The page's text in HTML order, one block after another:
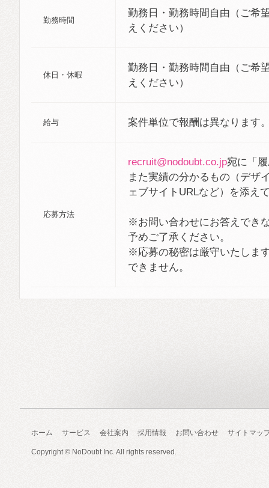
勤務時間
勤務日・勤務時間自由（ご希
えください）
休日・休暇
勤務日・勤務時間自由（ご希
えください）
給与 案件単位で報酬は異なります
応募方法
recruit@nodoubt.co.jp宛に「
また実績の分かるもの（デザ
ェブサイトURLなど）を添え
※お問い合わせにお答えでき
予めご了承ください。
※応募の秘密は厳守いたしま
できません。
ホーム サービス 会社案内 採用情報 お問い合わせ サイトマッ
Copyright © NoDoubt Inc. All rights reserved.